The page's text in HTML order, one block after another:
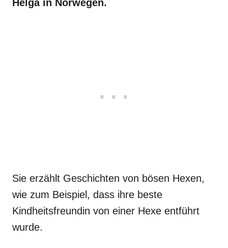
Helga in Norwegen.
Sie erzählt Geschichten von bösen Hexen,
wie zum Beispiel, dass ihre beste
Kindheitsfreundin von einer Hexe entführt
wurde.